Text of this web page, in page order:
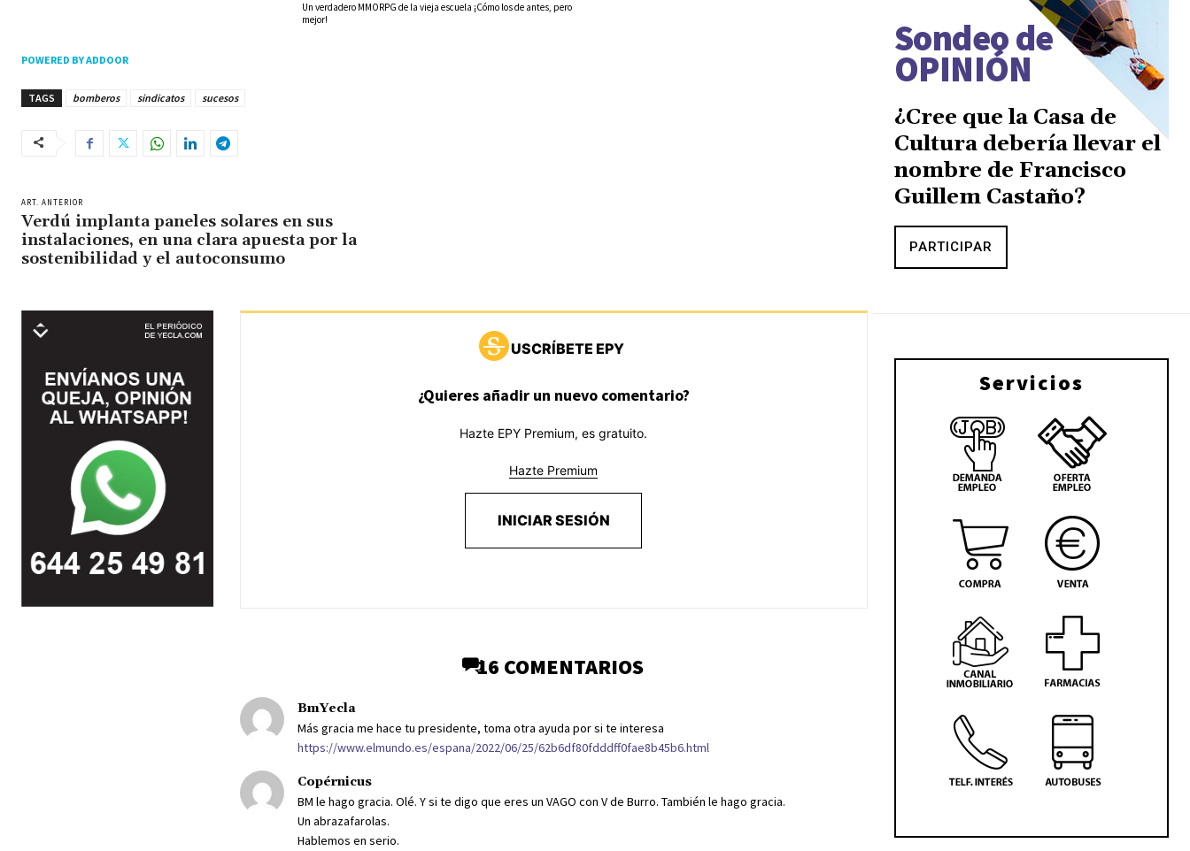
Un verdadero MMORPG de la vieja escuela ¡Cómo los de antes, pero
mejor!
POWERED BY ADDOOR
TAGS bomberos sindicatos sucesos
ART. ANTERIOR
Verdú implanta paneles solares en sus
instalaciones, en una clara apuesta por la
sostenibilidad y el autoconsumo
USCRÍBETE EPY
¿Quieres añadir un nuevo comentario?
Hazte EPY Premium, es gratuito.
Hazte Premium
INICIAR SESIÓN
16 COMENTARIOS
BmYecla
Más gracia me hace tu presidente, toma otra ayuda por si te interesa
https://www.elmundo.es/espana/2022/06/25/62b6df80fdddff0fae8b45b6.html
Copérnicus
BM le hago gracia. Olé. Y si te digo que eres un VAGO con V de Burro. También le hago gracia.
Un abrazafarolas.
Hablemos en serio.
Sondeo de
OPINIÓN
¿Cree que la Casa de
Cultura debería llevar el
nombre de Francisco
Guillem Castaño?
PARTICIPAR
Servicios